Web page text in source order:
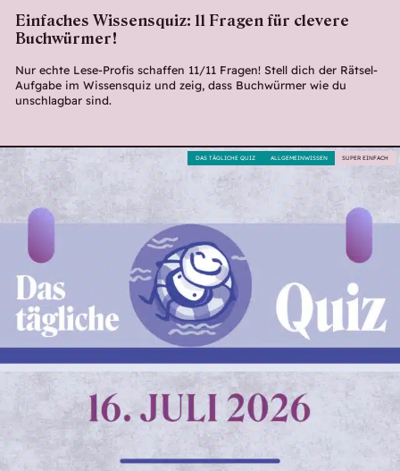
Einfaches Wissensquiz: 11 Fragen für clevere
Buchwürmer!
Nur echte Lese-Profis schaffen 11/11 Fragen! Stell dich der Rätsel-
Aufgabe im Wissensquiz und zeig, dass Buchwürmer wie du
unschlagbar sind.
SUPER EINFACH
ALLGEMEINWISSEN
DAS TÄGLICHE QUIZ